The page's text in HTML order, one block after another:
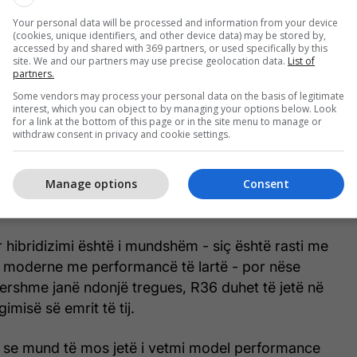
e parë që një drejtues i Nissan ka konfirmuar se
në rrugë e sipër - por është hera e parë që
direkt nga CEO.
panairin e automobilave në Nju Jork, planifikuesi
të Nissan USA, Ponz Pandikuthira, tha se GT-R
"pa dyshim".
Pandikuthira theksojnë se GT-R i ardhshëm
hibridizimi është i mundshëm - siç është rasti me
me performancë të lartë - por nëse
janë ndonjë tregues, R36 duhet të jetë në
së emrit të tij.
se mund të mos jetë i vetmi model performance
Your personal data will be processed and information from your device
(cookies, unique identifiers, and other device data) may be stored by,
accessed by and shared with 369 partners, or used specifically by this
site. We and our partners may use precise geolocation data. List of
partners.
Some vendors may process your personal data on the basis of legitimate
interest, which you can object to by managing your options below. Look
for a link at the bottom of this page or in the site menu to manage or
withdraw consent in privacy and cookie settings.
Consent
Manage options